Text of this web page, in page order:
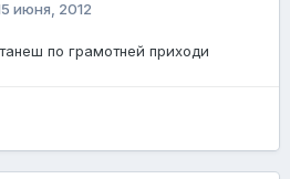
июня, 2012
по грамотней приходи